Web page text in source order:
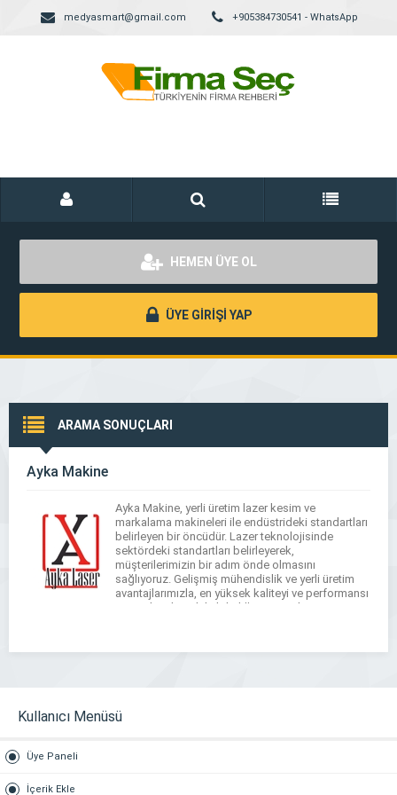
medyasmart@gmail.com +905384730541 - WhatsApp
HEMEN ÜYE OL
ÜYE GİRİŞİ YAP
ARAMA SONUÇLARI
Ayka Makine
Ayka Makine, yerli üretim lazer kesim ve
markalama makineleri ile endüstrideki standartları
belirleyen bir öncüdür. Lazer teknolojisinde
sektördeki standartları belirleyerek,
müşterilerimizin bir adım önde olmasını
sağlıyoruz. Gelişmiş mühendislik ve yerli üretim
avantajlarımızla, en yüksek kaliteyi ve performansı
sunarak sektördeki liderliğimizi sürdürüyoruz.
makinelerimizi […]
Kullanıcı Menüsü
Üye Paneli
İçerik Ekle